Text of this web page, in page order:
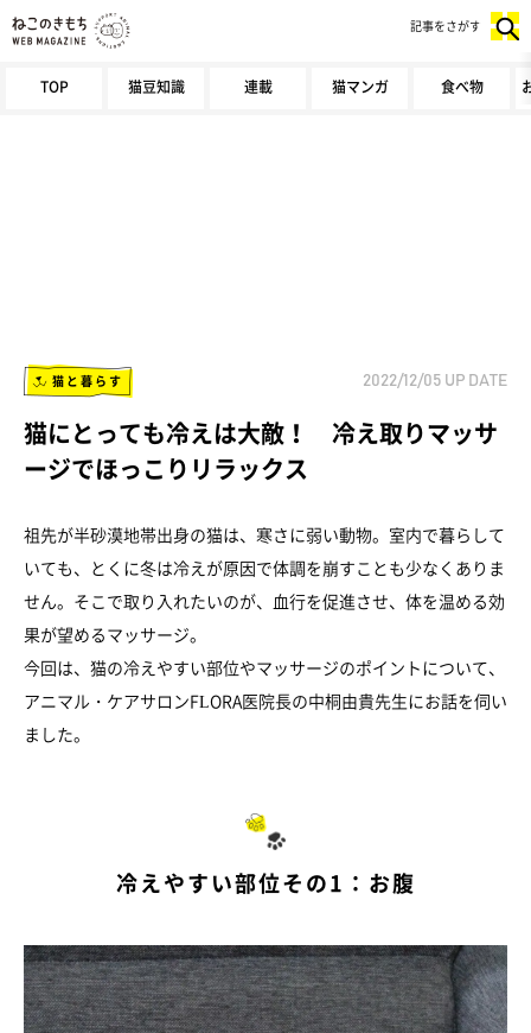
TOP 猫豆知識 連載 猫マンガ 食べ物
記事をさがす
猫と暮らす 2022/12/05 UP DATE
猫にとっても冷えは大敵！ 冷え取りマッサ
ージでほっこりリラックス
祖先が半砂漠地帯出身の猫は、寒さに弱い動物。室内で暮らして
いても、とくに冬は冷えが原因で体調を崩すことも少なくありま
せん。そこで取り入れたいのが、血行を促進させ、体を温める効
果が望めるマッサージ。
今回は、猫の冷えやすい部位やマッサージのポイントについて、
アニマル・ケアサロンFLORA医院長の中桐由貴先生にお話を伺い
ました。
冷えやすい部位その1：お腹